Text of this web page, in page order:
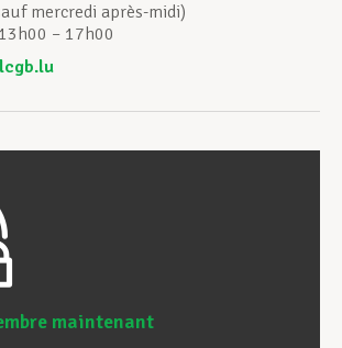
mercredi après-midi)
– 17h00
maintenant